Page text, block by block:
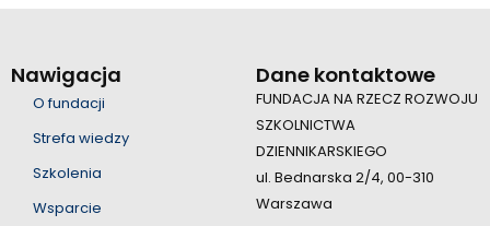
Nawigacja
O fundacji
Strefa wiedzy
Szkolenia
Wsparcie
Dane kontaktowe
FUNDACJA NA RZECZ ROZWOJU
SZKOLNICTWA
DZIENNIKARSKIEGO
ul. Bednarska 2/4, 00-310
Warszawa